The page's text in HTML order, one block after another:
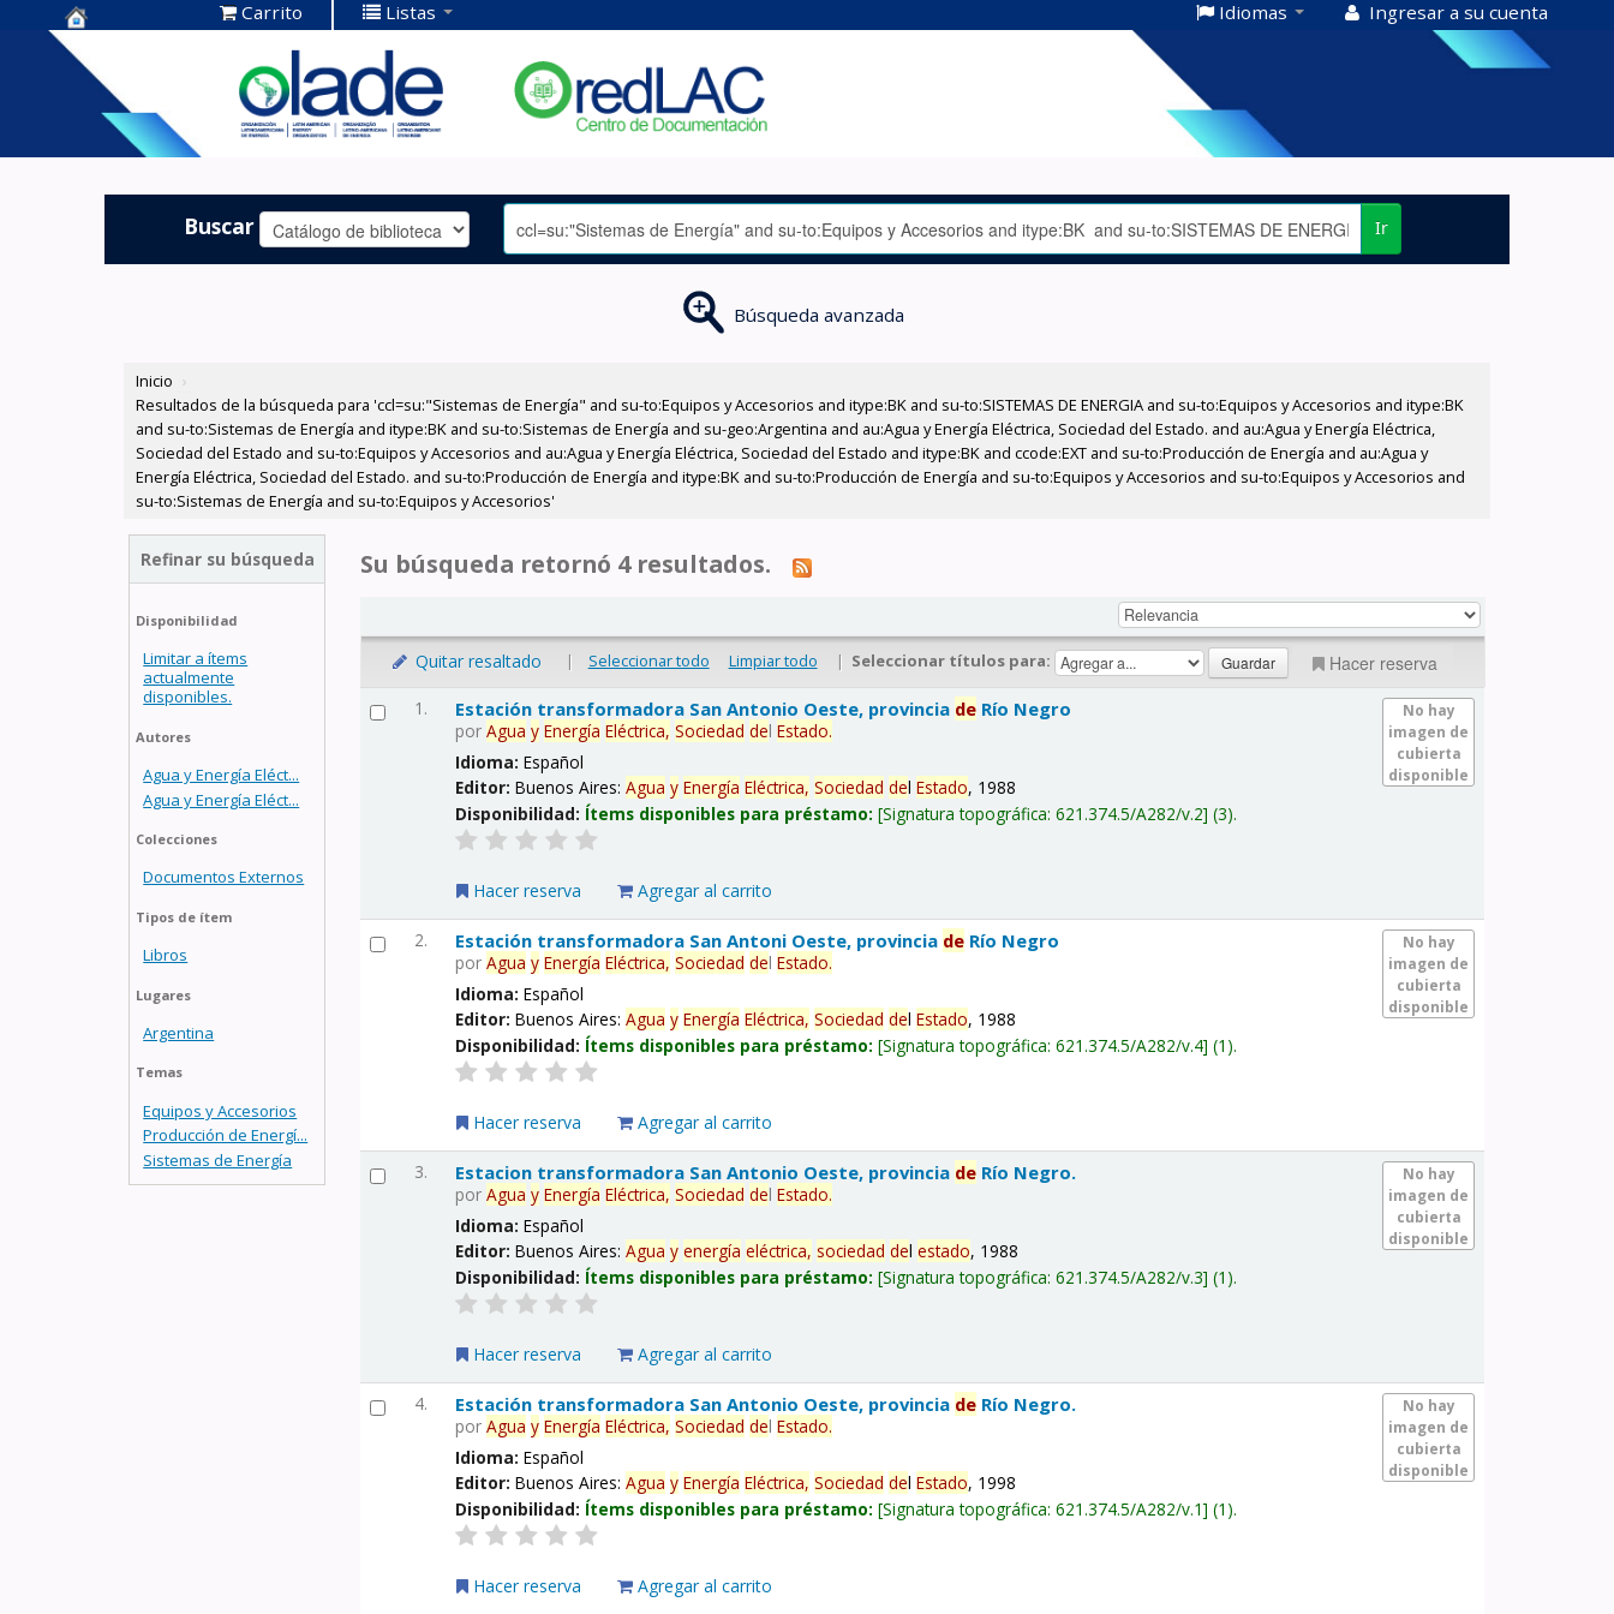
Centro de
Documentación
OLADE -
Carrito Listas Idiomas Ingresar a su cuenta
Buscar Ir
Búsqueda avanzada
Inicio ›
Resultados de la búsqueda para 'ccl=su:"Sistemas de Energía" and su-to:Equipos y Accesorios and itype:BK and su-to:SISTEMAS DE ENERGIA and su-to:Equipos y Accesorios and itype:BK
and su-to:Sistemas de Energía and itype:BK and su-to:Sistemas de Energía and su-geo:Argentina and au:Agua y Energía Eléctrica, Sociedad del Estado. and au:Agua y Energía Eléctrica,
Sociedad del Estado and su-to:Equipos y Accesorios and au:Agua y Energía Eléctrica, Sociedad del Estado and itype:BK and ccode:EXT and su-to:Producción de Energía and au:Agua y
Energía Eléctrica, Sociedad del Estado. and su-to:Producción de Energía and itype:BK and su-to:Producción de Energía and su-to:Equipos y Accesorios and su-to:Equipos y Accesorios and
su-to:Sistemas de Energía and su-to:Equipos y Accesorios'
Refinar su búsqueda
Disponibilidad
Limitar a ítems
actualmente
disponibles.
Autores
Agua y Energía Eléct...
Agua y Energía Eléct...
Colecciones
Documentos Externos
Tipos de ítem
Libros
Lugares
Argentina
Temas
Equipos y Accesorios
Producción de Energí...
Sistemas de Energía
Su búsqueda retornó 4 resultados.
Quitar resaltado | Seleccionar todo Limpiar todo | Seleccionar títulos para: Hacer reserva
1.
No hay
imagen de
cubierta
disponible
Estación transformadora San Antonio Oeste, provincia de Río Negro
porAgua y Energía Eléctrica, Sociedad delEstado.
Idioma:Español
Editor:Buenos Aires:Agua y Energía Eléctrica, Sociedad delEstado, 1988
Disponibilidad: Ítems disponibles para préstamo: Signatura topográfica:621.374.5/A282/v.2 (3).
Hacer reserva Agregar al carrito
2.
No hay
imagen de
cubierta
disponible
Estación transformadora San Antoni Oeste, provincia de Río Negro
porAgua y Energía Eléctrica, Sociedad delEstado.
Idioma:Español
Editor:Buenos Aires:Agua y Energía Eléctrica, Sociedad delEstado, 1988
Disponibilidad: Ítems disponibles para préstamo: Signatura topográfica:621.374.5/A282/v.4 (1).
Hacer reserva Agregar al carrito
3.
No hay
imagen de
cubierta
disponible
Estacion transformadora San Antonio Oeste, provincia de Río Negro.
porAgua y Energía Eléctrica, Sociedad delEstado.
Idioma:Español
Editor:Buenos Aires:Agua y energía eléctrica, sociedad delestado, 1988
Disponibilidad: Ítems disponibles para préstamo: Signatura topográfica:621.374.5/A282/v.3 (1).
Hacer reserva Agregar al carrito
4.
No hay
imagen de
cubierta
disponible
Estación transformadora San Antonio Oeste, provincia de Río Negro.
porAgua y Energía Eléctrica, Sociedad delEstado.
Idioma:Español
Editor:Buenos Aires:Agua y Energía Eléctrica, Sociedad delEstado, 1998
Disponibilidad: Ítems disponibles para préstamo: Signatura topográfica:621.374.5/A282/v.1 (1).
Hacer reserva Agregar al carrito